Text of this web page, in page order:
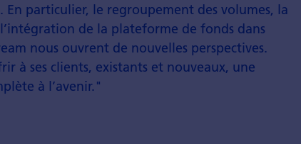
En particulier, le regroupement des volumes, la
de la plateforme de fonds dans
nous ouvrent de nouvelles perspectives.
à ses clients, existants et nouveaux, une
à l’avenir."